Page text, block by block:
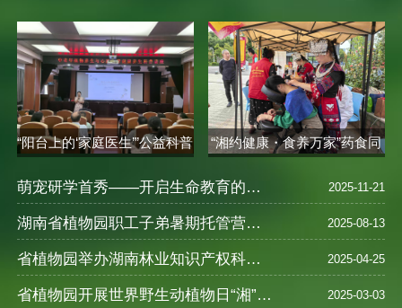
“阳台上的‘家庭医生’”公益科普
“湘约健康・食养万家”药食同
萌宠研学首秀——开启生命教育的奇妙之旅 2025-11-21
湖南省植物园职工子弟暑期托管营圆满落幕 ——探索自然奥秘，乐享缤纷暑假 2025-08-13
省植物园举办湖南林业知识产权科普宣教活动 2025-04-25
省植物园开展世界野生动植物日“湘”遇奇珍--珍稀野生植物探访之旅活动 2025-03-03